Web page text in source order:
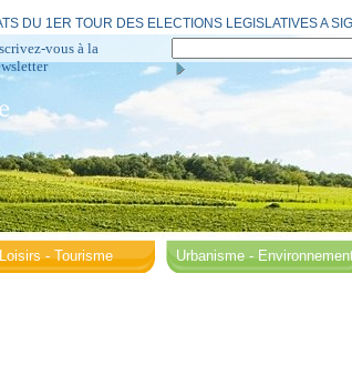
DU 1ER TOUR DES ELECTIONS LEGISLATIVES A
vous à la
Loisirs - Tourisme Urbanisme -